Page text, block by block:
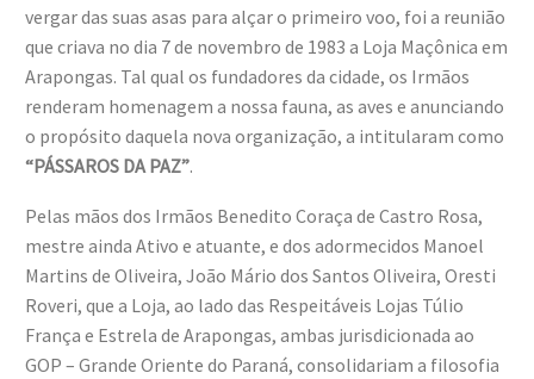
vergar das suas asas para alçar o primeiro voo, foi a reunião
que criava no dia 7 de novembro de 1983 a Loja Maçônica em
Arapongas. Tal qual os fundadores da cidade, os Irmãos
renderam homenagem a nossa fauna, as aves e anunciando
o propósito daquela nova organização, a intitularam como
“PÁSSAROS DA PAZ”.
Pelas mãos dos Irmãos Benedito Coraça de Castro Rosa,
mestre ainda Ativo e atuante, e dos adormecidos Manoel
Martins de Oliveira, João Mário dos Santos Oliveira, Oresti
Roveri, que a Loja, ao lado das Respeitáveis Lojas Túlio
França e Estrela de Arapongas, ambas jurisdicionada ao
GOP – Grande Oriente do Paraná, consolidariam a filosofia